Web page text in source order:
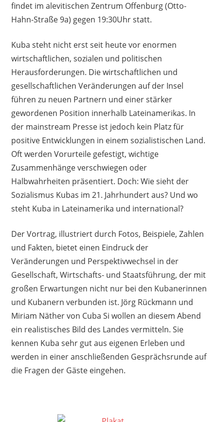
findet im alevitischen Zentrum Offenburg (Otto-
Hahn-Straße 9a) gegen 19:30Uhr statt.
Kuba steht nicht erst seit heute vor enormen
wirtschaftlichen, sozialen und politischen
Herausforderungen. Die wirtschaftlichen und
gesellschaftlichen Veränderungen auf der Insel
führen zu neuen Partnern und einer stärker
gewordenen Position innerhalb Lateinamerikas. In
der mainstream Presse ist jedoch kein Platz für
positive Entwicklungen in einem sozialistischen Land.
Oft werden Vorurteile gefestigt, wichtige
Zusammenhänge verschwiegen oder
Halbwahrheiten präsentiert. Doch: Wie sieht der
Sozialismus Kubas im 21. Jahrhundert aus? Und wo
steht Kuba in Lateinamerika und international?
Der Vortrag, illustriert durch Fotos, Beispiele, Zahlen
und Fakten, bietet einen Eindruck der
Veränderungen und Perspektivwechsel in der
Gesellschaft, Wirtschafts- und Staatsführung, der mit
großen Erwartungen nicht nur bei den Kubanerinnen
und Kubanern verbunden ist. Jörg Rückmann und
Miriam Näther von Cuba Si wollen an diesem Abend
ein realistisches Bild des Landes vermitteln. Sie
kennen Kuba sehr gut aus eigenen Erleben und
werden in einer anschließenden Gesprächsrunde auf
die Fragen der Gäste eingehen.